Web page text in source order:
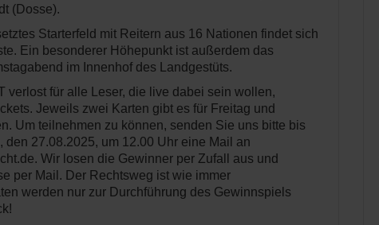
(Dosse).
Starterfeld mit Reitern aus 16 Nationen findet sich
Ein besonderer Höhepunkt ist außerdem das
im Innenhof des Landgestüts.
verlost für alle Leser, die live dabei sein wollen,
Jeweils zwei Karten gibt es für Freitag und
Um teilnehmen zu können, senden Sie uns bitte bis
den 27.08.2025, um 12.00 Uhr eine Mail an
Wir losen die Gewinner per Zufall aus und
per Mail. Der Rechtsweg ist wie immer
werden nur zur Durchführung des Gewinnspiels